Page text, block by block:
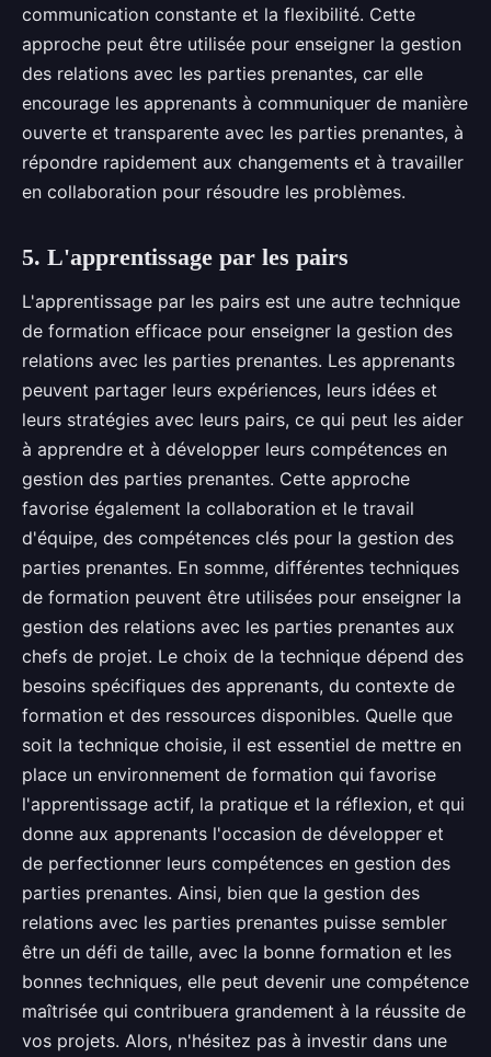
communication constante et la flexibilité. Cette
approche peut être utilisée pour enseigner la gestion
des relations avec les parties prenantes, car elle
encourage les apprenants à communiquer de manière
ouverte et transparente avec les parties prenantes, à
répondre rapidement aux changements et à travailler
en collaboration pour résoudre les problèmes.
5. L'apprentissage par les pairs
L'apprentissage par les pairs est une autre technique
de formation efficace pour enseigner la gestion des
relations avec les parties prenantes. Les apprenants
peuvent partager leurs expériences, leurs idées et
leurs stratégies avec leurs pairs, ce qui peut les aider
à apprendre et à développer leurs compétences en
gestion des parties prenantes. Cette approche
favorise également la collaboration et le travail
d'équipe, des compétences clés pour la gestion des
parties prenantes. En somme, différentes techniques
de formation peuvent être utilisées pour enseigner la
gestion des relations avec les parties prenantes aux
chefs de projet. Le choix de la technique dépend des
besoins spécifiques des apprenants, du contexte de
formation et des ressources disponibles. Quelle que
soit la technique choisie, il est essentiel de mettre en
place un environnement de formation qui favorise
l'apprentissage actif, la pratique et la réflexion, et qui
donne aux apprenants l'occasion de développer et
de perfectionner leurs compétences en gestion des
parties prenantes. Ainsi, bien que la gestion des
relations avec les parties prenantes puisse sembler
être un défi de taille, avec la bonne formation et les
bonnes techniques, elle peut devenir une compétence
maîtrisée qui contribuera grandement à la réussite de
vos projets. Alors, n'hésitez pas à investir dans une